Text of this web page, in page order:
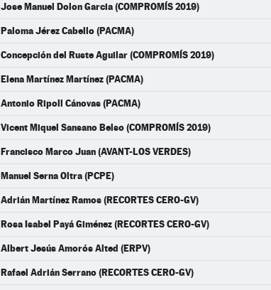
Jose Manuel Dolon Garcia (COMPROMÍS 2019)
Paloma Jérez Cabello (PACMA)
Concepción del Ruste Aguilar (COMPROMÍS 2019)
Elena Martínez Martínez (PACMA)
Antonio Ripoll Cánovas (PACMA)
Vicent Miquel Sansano Belso (COMPROMÍS 2019)
Francisco Marco Juan (AVANT-LOS VERDES)
Manuel Serna Oltra (PCPE)
Adrián Martínez Ramos (RECORTES CERO-GV)
Rosa Isabel Payá Giménez (RECORTES CERO-GV)
Albert Jesús Amorós Alted (ERPV)
Rafael Adrián Serrano (RECORTES CERO-GV)